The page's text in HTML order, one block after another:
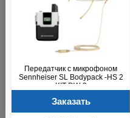
Передатчик с микрофоном
Sennheiser SL Bodypack -HS 2
KIT DW-3
Заказать
Передатчик RODE Wireless
4 500 р.